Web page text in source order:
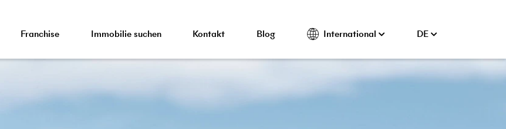
Franchise Immobilie suchen Kontakt Blog International DE